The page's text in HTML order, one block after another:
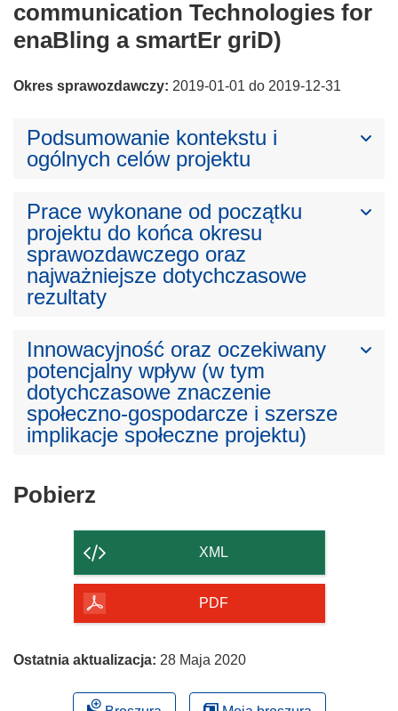
communication Technologies for
enaBling a smartEr griD)
Okres sprawozdawczy: 2019-01-01 do 2019-12-31
Podsumowanie kontekstu i
ogólnych celów projektu
Prace wykonane od początku
projektu do końca okresu
sprawozdawczego oraz
najważniejsze dotychczasowe
rezultaty
Innowacyjność oraz oczekiwany
potencjalny wpływ (w tym
dotychczasowe znaczenie
społeczno-gospodarcze i szersze
implikacje społeczne projektu)
Pobierz
strony
XML
PDF
Ostatnia aktualizacja: 28 Maja 2020